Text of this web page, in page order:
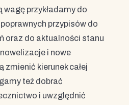
przykładamy do
przypisów do
oraz do aktualności stanu
i nowe
kierunek całej
też dobrać
i uwzględnić